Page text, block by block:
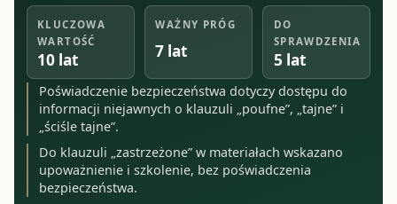
KLUCZOWA
WARTOŚĆ
10 lat
WAŻNY PRÓG
7 lat
DO
SPRAWDZENIA
5 lat
Poświadczenie bezpieczeństwa dotyczy dostępu do
informacji niejawnych o klauzuli „poufne”, „tajne” i
„ściśle tajne”.
Do klauzuli „zastrzeżone” w materiałach wskazano
upoważnienie i szkolenie, bez poświadczenia
bezpieczeństwa.